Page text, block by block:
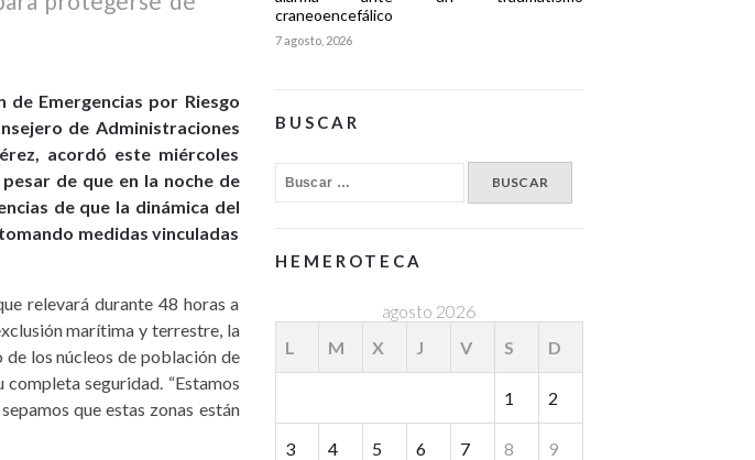
Emergencias por Riesgo
de Administraciones
acordó este miércoles
de que en la noche de
de que la dinámica del
medidas vinculadas
relevará durante 48 horas a
marítima y terrestre, la
de los núcleos de población de
seguridad. “Estamos
que estas zonas están
craneoencefálico
7 agosto, 2026
BUSCAR
HEMEROTECA
agosto 2026
L
M X J V S D
1 2
3 4 5 6 7 8 9